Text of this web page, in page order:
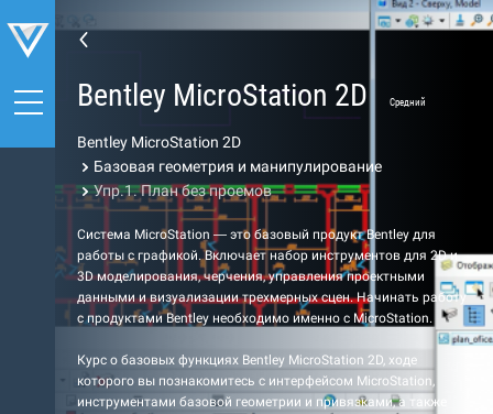
Bentley MicroStation 2D Средний
Bentley MicroStation 2D
Базовая геометрия и манипулирование
Упр.1. План без проемов
Система MicroStation — это базовый продукт Bentley для
работы с графикой. Включает набор инструментов для 2D и
3D моделирования, черчения, управления проектными
данными и визуализации трехмерных сцен. Начинать работу
с продуктами Bentley необходимо именно с MicroStation.
Курс о базовых функциях Bentley MicroStation 2D, ходе
которого вы познакомитесь с интерфейсом MicroStation,
инструментами базовой геометрии и привязками, а также